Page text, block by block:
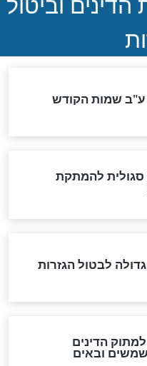
שנחשף
כתב היד
התגלה
כל השנים"